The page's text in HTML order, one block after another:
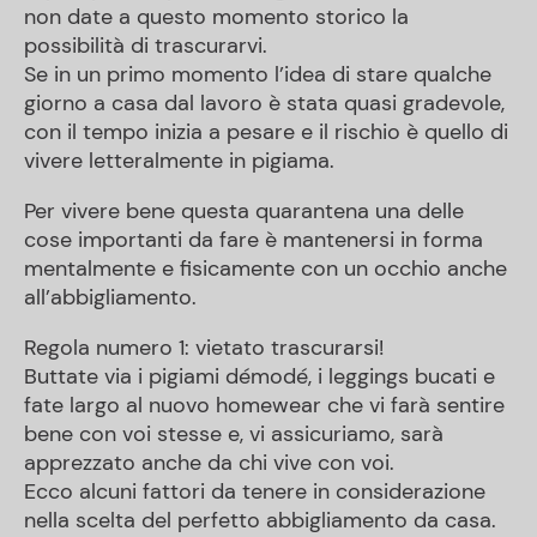
non date a questo momento storico la
possibilità di trascurarvi.
Se in un primo momento l’idea di stare qualche
giorno a casa dal lavoro è stata quasi gradevole,
con il tempo inizia a pesare e il rischio è quello di
vivere letteralmente in pigiama.
Per vivere bene questa quarantena una delle
cose importanti da fare è mantenersi in forma
mentalmente e fisicamente con un occhio anche
all’abbigliamento.
Regola numero 1: vietato trascurarsi!
Buttate via i pigiami démodé, i leggings bucati e
fate largo al nuovo homewear che vi farà sentire
bene con voi stesse e, vi assicuriamo, sarà
apprezzato anche da chi vive con voi.
Ecco alcuni fattori da tenere in considerazione
nella scelta del perfetto abbigliamento da casa.